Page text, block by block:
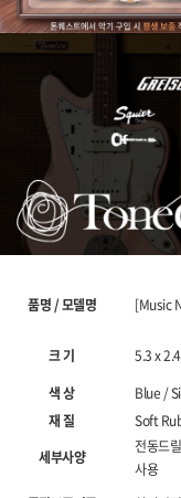
품명 / 모델명 [Music
크 기 5.3 x
색 상
Blue /
재 질
Soft
세부사양
전동드
사용